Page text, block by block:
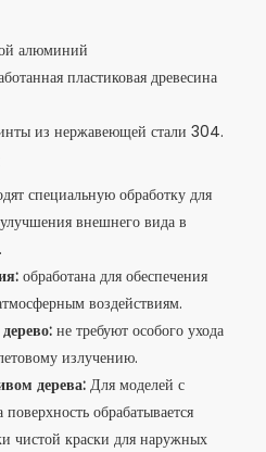
алюминий
пластиковая древесина
из нержавеющей стали 304.
специальную обработку для
внешнего вида в
обработана для обеспечения
воздействиям.
не требуют особого ухода
излучению.
дерева:Для моделей с
обрабатывается
чистой краски для наружных